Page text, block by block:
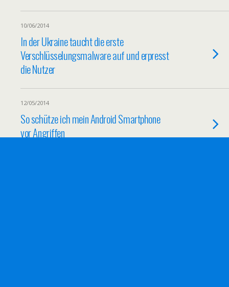
10/06/2014
In der Ukraine taucht die erste
Verschlüsselungsmalware auf und erpresst
die Nutzer
12/05/2014
So schütze ich mein Android Smartphone
vor Angriffen